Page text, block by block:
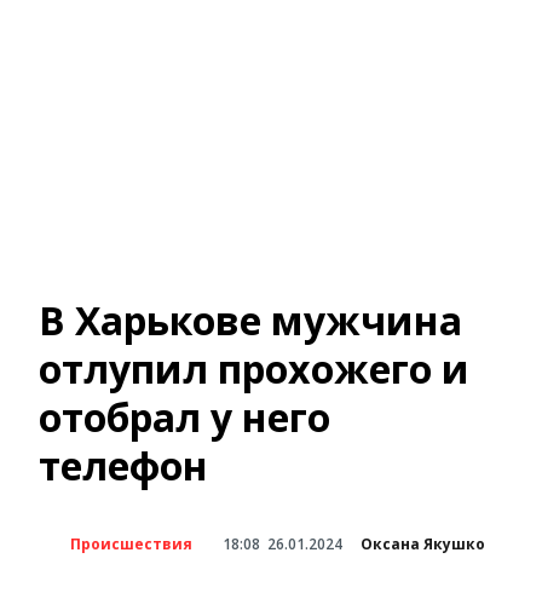
В Харькове мужчина
отлупил прохожего и
отобрал у него
телефон
Происшествия 18:08 26.01.2024 Оксана Якушко